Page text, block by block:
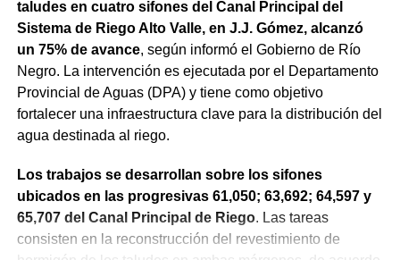
taludes en cuatro sifones del Canal Principal del
Sistema de Riego Alto Valle, en J.J. Gómez, alcanzó
un 75% de avance, según informó el Gobierno de Río
Negro. La intervención es ejecutada por el Departamento
Provincial de Aguas (DPA) y tiene como objetivo
fortalecer una infraestructura clave para la distribución del
agua destinada al riego.
Los trabajos se desarrollan sobre los sifones
ubicados en las progresivas 61,050; 63,692; 64,597 y
65,707 del Canal Principal de Riego. Las tareas
consisten en la reconstrucción del revestimiento de